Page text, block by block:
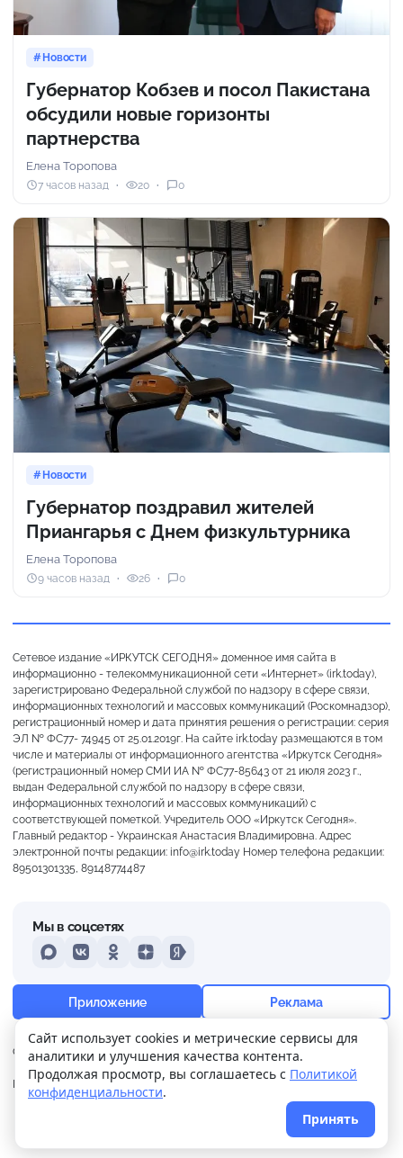
+15° Сильная морось
Ощущается как +15
20 м/с 760 мм 83%
Новости
Губернатор Кобзев и посол Пакистана
обсудили новые горизонты
партнерства
Елена Торопова
7 часов назад 20 0
Новости
Губернатор поздравил жителей
Приангарья с Днем физкультурника
Елена Торопова
9 часов назад 26 0
Сетевое издание «ИРКУТСК СЕГОДНЯ» доменное имя сайта в
информационно - телекоммуникационной сети «Интернет» (irk.today),
зарегистрировано Федеральной службой по надзору в сфере связи,
информационных технологий и массовых коммуникаций (Роскомнадзор),
регистрационный номер и дата принятия решения о регистрации: серия
ЭЛ № ФС77- 74945 от 25.01.2019г. На сайте irk.today размещаются в том
числе и материалы от информационного агентства «Иркутск Сегодня»
(регистрационный номер СМИ ИА № ФС77-85643 от 21 июля 2023 г.,
выдан Федеральной службой по надзору в сфере связи,
информационных технологий и массовых коммуникаций) с
соответствующей пометкой. Учредитель ООО «Иркутск Сегодня».
Главный редактор - Украинская Анастасия Владимировна. Адрес
электронной почты редакции: info@irk.today Номер телефона редакции:
89501301335, 89148774487
О нас Контакты Прислать новость
Реклама
Политика
конфиденциальности
Мы в соцсетях
MAXVKontakteOdnoklassniki
DzenYandex
Приложение Реклама
. Поддержка сайтаWPSUPPORT
Сайт использует cookies и метрические сервисы для
аналитики и улучшения качества контента.
Продолжая просмотр, вы соглашаетесь с Политикой
конфиденциальности.
Принять